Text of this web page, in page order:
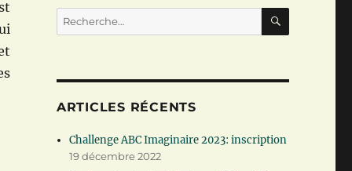
Recherche
pour :
ARTICLES RÉCENTS
Challenge ABC Imaginaire 2023: inscription
19 décembre 2022